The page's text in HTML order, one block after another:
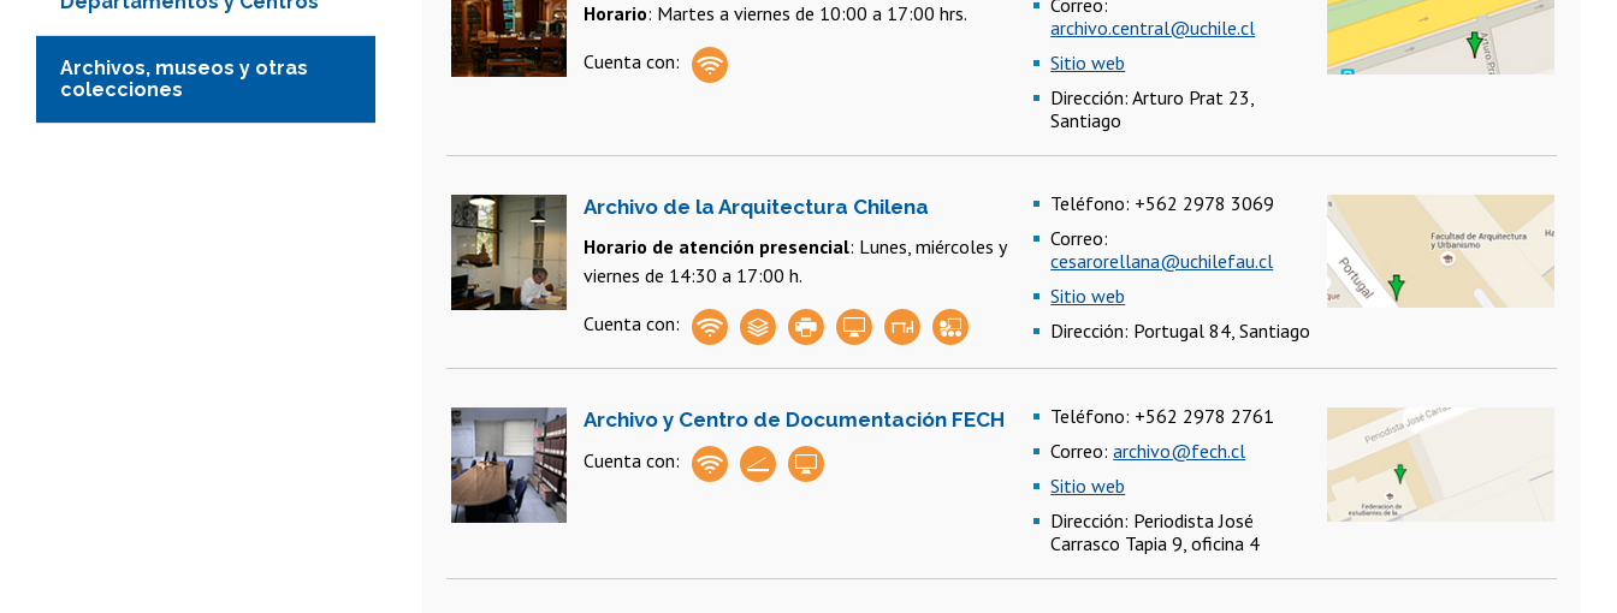
Archivos, museos y otras
colecciones
Horario: Martes a viernes de 10:00 a 17:00 hrs.
Cuenta con:
archivo.central@uchile.cl
Sitio web
Dirección: Arturo Prat 23,
Santiago
Archivo de la Arquitectura Chilena
Horario de atención presencial: Lunes, miércoles y
viernes de 14:30 a 17:00 h.
Cuenta con:
Teléfono: +562 2978 3069
Correo:
cesarorellana@uchilefau.cl
Sitio web
Dirección: Portugal 84, Santiago
Archivo y Centro de Documentación FECH
Cuenta con:
Teléfono: +562 2978 2761
Correo:archivo@fech.cl
Sitio web
Dirección: Periodista José
Carrasco Tapia 9, oficina 4